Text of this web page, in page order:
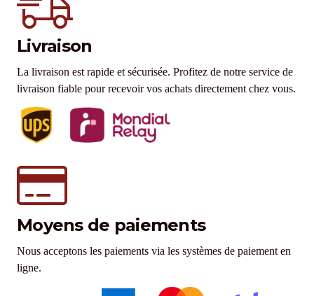
Livraison
La livraison est rapide et sécurisée. Profitez de notre service de
livraison fiable pour recevoir vos achats directement chez vous.
Moyens de paiements
Nous acceptons les paiements via les systèmes de paiement en
ligne.